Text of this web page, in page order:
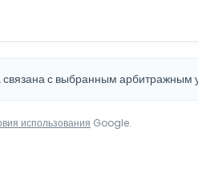
связана с выбранным
использования Google.